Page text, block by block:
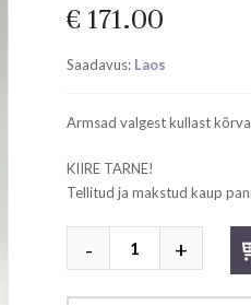
€ 171.00
Saadavus: Laos
Armsad valgest kullast
KIIRE TARNE!
Tellitud ja makstud kaup